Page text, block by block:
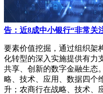
告：近8成中小银行“非常关
要素价值挖掘，通过组织架
化转型的深入实施提供有力
共享、创新的数字金融生态
略、技术、应用、数据四个
升；农商行在战略、技术、